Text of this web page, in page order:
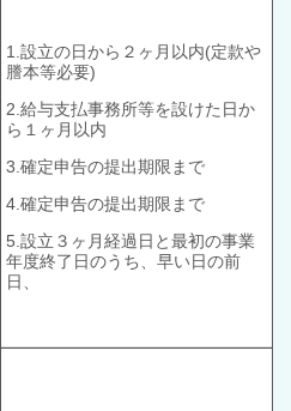
1.設立の日から２ヶ月以内(定款や
謄本等必要)
2.給与支払事務所等を設けた日か
ら１ヶ月以内
3.確定申告の提出期限まで
4.確定申告の提出期限まで
5.設立３ヶ月経過日と最初の事業
年度終了日のうち、早い日の前
日、